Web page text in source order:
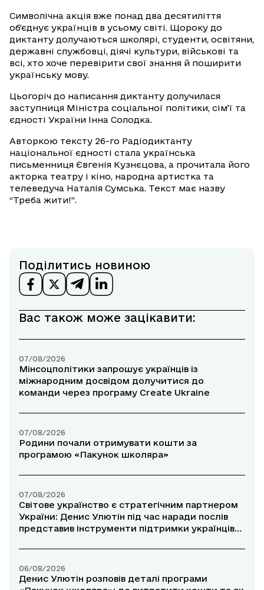
Символічна акція вже понад два десятиліття
об’єднує українців в усьому світі. Щороку до
диктанту долучаються школярі, студенти, освітяни,
державні службовці, діячі культури, військові та
всі, хто хоче перевірити свої знання й поширити
українську мову.
Цьогоріч до написання диктанту долучилася
заступниця Міністра соціальної політики, сім’ї та
єдності України Інна Солодка.
Авторкою тексту 26-го Радіодиктанту
національної єдності стала українська
письменниця Євгенія Кузнєцова, а прочитала його
акторка театру і кіно, народна артистка та
телеведуча Наталія Сумська. Текст має назву
“Треба жити!”.
Поділитись новиною
Вас також може зацікавити:
07/08/2026
Мінсоцполітики запрошує українців із
міжнародним досвідом долучитися до
команди через програму Create Ukraine
07/08/2026
Родини почали отримувати кошти за
програмою «Пакунок школяра»
07/08/2026
Світове українство є стратегічним партнером
України: Денис Улютін під час наради послів
представив інструменти підтримки українців
06/08/2026
Денис Улютін розповів деталі програми